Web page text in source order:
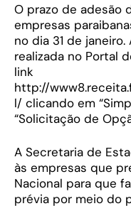
O prazo de adesão
empresas
no dia 31 de
realizada no Portal
link
http://
l/ clicando em
“Solicitação de
A Secretaria de
às empresas que
Nacional para que
prévia por meio do